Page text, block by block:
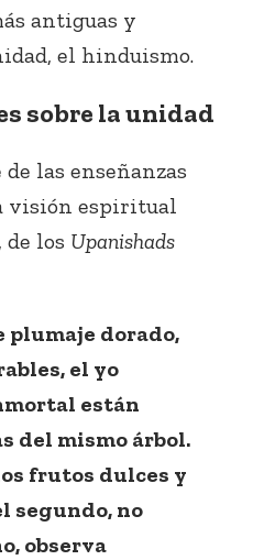
antiguas y
el hinduismo.
sobre la unidad
de las enseñanzas
visión espiritual
de los Upanishads
plumaje dorado,
el yo
están
del mismo árbol.
frutos dulces y
segundo, no
observa